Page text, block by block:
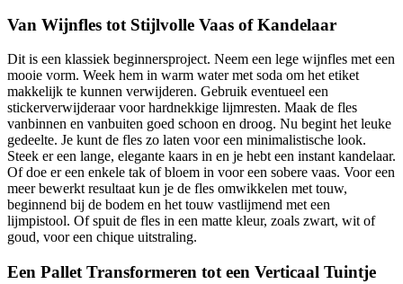
Van Wijnfles tot Stijlvolle Vaas of Kandelaar
Dit is een klassiek beginnersproject. Neem een lege wijnfles met een
mooie vorm. Week hem in warm water met soda om het etiket
makkelijk te kunnen verwijderen. Gebruik eventueel een
stickerverwijderaar voor hardnekkige lijmresten. Maak de fles
vanbinnen en vanbuiten goed schoon en droog. Nu begint het leuke
gedeelte. Je kunt de fles zo laten voor een minimalistische look.
Steek er een lange, elegante kaars in en je hebt een instant kandelaar.
Of doe er een enkele tak of bloem in voor een sobere vaas. Voor een
meer bewerkt resultaat kun je de fles omwikkelen met touw,
beginnend bij de bodem en het touw vastlijmend met een
lijmpistool. Of spuit de fles in een matte kleur, zoals zwart, wit of
goud, voor een chique uitstraling.
Een Pallet Transformeren tot een Verticaal Tuintje